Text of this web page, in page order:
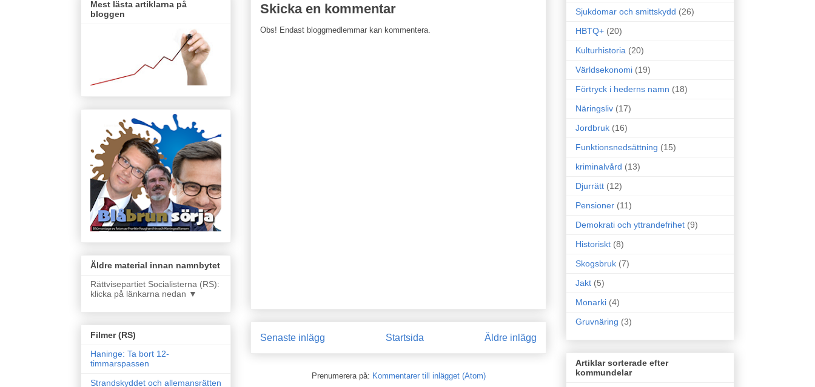
Skicka en kommentar
Obs! Endast bloggmedlemmar kan kommentera.
Senaste inlägg Äldre inlägg
Startsida
Prenumerera på: Kommentarer till inlägget (Atom)
Mest lästa artiklarna på
bloggen
Äldre material innan namnbytet
Rättvisepartiet Socialisterna (RS):
klicka på länkarna nedan ▼
Filmer (RS)
Haninge: Ta bort 12-
timmarspassen
Strandskyddet och allemansrätten
Sjukdomar och smittskydd (26)
HBTQ+ (20)
Kulturhistoria (20)
Världsekonomi (19)
Förtryck i hederns namn (18)
Näringsliv (17)
Jordbruk (16)
Funktionsnedsättning (15)
kriminalvård (13)
Djurrätt (12)
Pensioner (11)
Demokrati och yttrandefrihet (9)
Historiskt (8)
Skogsbruk (7)
Jakt (5)
Monarki (4)
Gruvnäring (3)
Artiklar sorterade efter
kommundelar